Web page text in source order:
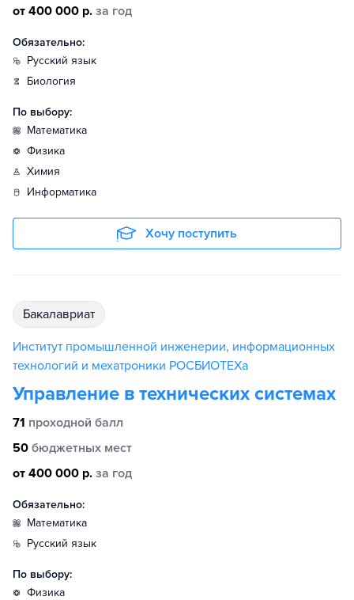
от 400 000 р. за год
Обязательно:
русский язык
биология
По выбору:
математика
физика
химия
информатика
Хочу поступить
бакалавриат
Институт промышленной инженерии, информационных
технологий и мехатроники РОСБИОТЕХа
Управление в технических системах
71 проходной балл
50 бюджетных мест
от 400 000 р. за год
Обязательно:
математика
русский язык
По выбору:
физика